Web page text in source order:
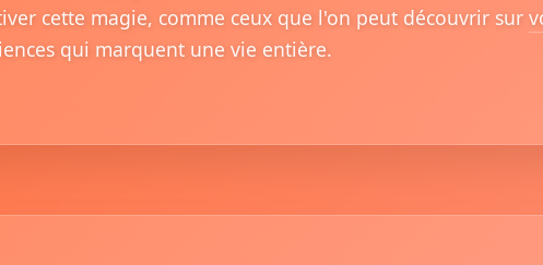
cette magie, comme ceux que l'on peut découvrir sur
qui marquent une vie entière.